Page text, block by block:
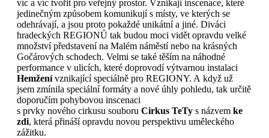
víc a víc tvořit pro veřejný prostor. Vznikají inscenace, které
jedinečným způsobem komunikují s místy, ve kterých se
odehrávají, a jsou proto pokaždé unikátní a jiné. Diváci
hradeckých REGIONŮ tak budou moci vidět opravdu velké
množství představení na Malém náměstí nebo na krásných
Gočárových schodech. Velmi se také těším na náhodné
performance v ulicích, které doprovodí výtvarnou instalaci
Hemženívznikající speciálně pro REGIONY. A když už
jsem zmínila speciální formáty a nové úhly pohledu, tak určitě
doporučím pohybovou inscenaci
s prvky nového cirkusu souboru Cirkus TeTys názvem ke
zdi, která přináší opravdu novou perspektivu uměleckého
zážitku.